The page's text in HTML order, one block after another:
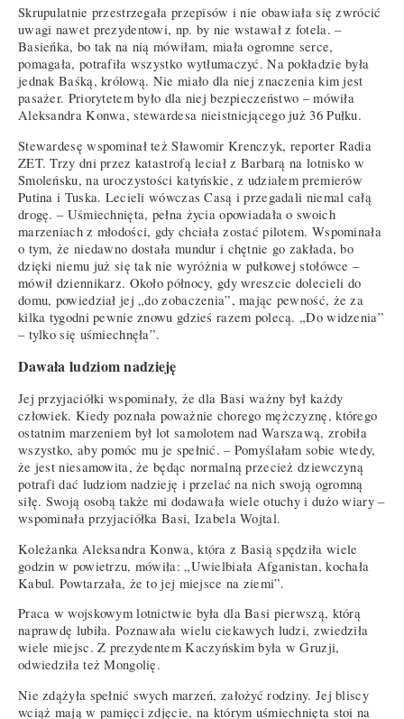
Skrupulatnie przestrzegała przepisów i nie obawiała się zwrócić
uwagi nawet prezydentowi, np. by nie wstawał z fotela. –
Basieńka, bo tak na nią mówiłam, miała ogromne serce,
pomagała, potrafiła wszystko wytłumaczyć. Na pokładzie była
jednak Baśką, królową. Nie miało dla niej znaczenia kim jest
pasażer. Priorytetem było dla niej bezpieczeństwo – mówiła
Aleksandra Konwa, stewardesa nieistniejącego już 36 Pułku.
Stewardesę wspominał też Sławomir Krenczyk, reporter Radia
ZET. Trzy dni przez katastrofą leciał z Barbarą na lotnisko w
Smoleńsku, na uroczystości katyńskie, z udziałem premierów
Putina i Tuska. Lecieli wówczas Casą i przegadali niemal całą
drogę. – Uśmiechnięta, pełna życia opowiadała o swoich
marzeniach z młodości, gdy chciała zostać pilotem. Wspominała
o tym, że niedawno dostała mundur i chętnie go zakłada, bo
dzięki niemu już się tak nie wyróżnia w pułkowej stołówce –
mówił dziennikarz. Około północy, gdy wreszcie dolecieli do
domu, powiedział jej „do zobaczenia”, mając pewność, że za
kilka tygodni pewnie znowu gdzieś razem polecą. „Do widzenia”
– tylko się uśmiechnęła”.
Dawała ludziom nadzieję
Jej przyjaciółki wspominały, że dla Basi ważny był każdy
człowiek. Kiedy poznała poważnie chorego mężczyznę, którego
ostatnim marzeniem był lot samolotem nad Warszawą, zrobiła
wszystko, aby pomóc mu je spełnić. – Pomyślałam sobie wtedy,
że jest niesamowita, że będąc normalną przecież dziewczyną
potrafi dać ludziom nadzieję i przelać na nich swoją ogromną
siłę. Swoją osobą także mi dodawała wiele otuchy i dużo wiary –
wspominała przyjaciółka Basi, Izabela Wojtal.
Koleżanka Aleksandra Konwa, która z Basią spędziła wiele
godzin w powietrzu, mówiła: „Uwielbiała Afganistan, kochała
Kabul. Powtarzała, że to jej miejsce na ziemi”.
Praca w wojskowym lotnictwie była dla Basi pierwszą, którą
naprawdę lubiła. Poznawała wielu ciekawych ludzi, zwiedziła
wiele miejsc. Z prezydentem Kaczyńskim była w Gruzji,
odwiedziła też Mongolię.
Nie zdążyła spełnić swych marzeń, założyć rodziny. Jej bliscy
wciąż mają w pamięci zdjęcie, na którym uśmiechnięta stoi na